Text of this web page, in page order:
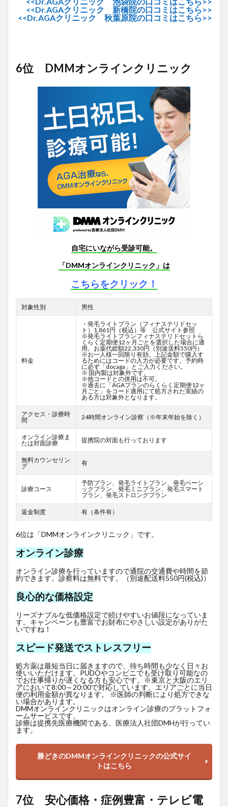
<<Dr.AGAクリニック 新橋院の口コミはこちら>>
<<Dr.AGAクリニック 秋葉原院の口コミはこちら>>
6位 DMMオンラインクリニック
自宅にいながら受診可能。
「DMMオンラインクリニック」は
こちらをクリック！
対象性別 男性
料金
・発毛ライトプラン（フィナステリドセッ
ト）1,861円（税込）等 公式サイト参照
※発毛ライトプランフィナステリドセットら
くらく定期便12ヶ月ごとを選択した場合に適
用。お薬代総額22,330円（別途送料550円）
※お一人様一回限り有効。上記金額で購入す
るためにはコードの入力が必要です。予約時
に必ず「docaga」とご入力ください。
※ 国内製は対象外です。
※他コードとの併用は不可。
※過去に「AGAプランのらくらく定期便12ヶ
月ごと」をコード適用にて処方された実績の
ある方は対象外となります。
アクセス・診療時
間
24時間オンライン診察（※年末年始を除く）
オンライン診療ま
たは対面診療
提携院の対面も行っております
無料カウンセリン
グ
有
診療コース
予防プラン、発毛ライトプラン、発毛ベーシ
ックプラン、発毛ミニプラン、発毛スマート
プラン、発毛ストロングプラン
返金制度 有（条件有）
6位は「DMMオンラインクリニック」です。
オンライン診療
オンライン診療を行っていますので通院の交通費や時間を節
約できます。診察料は無料です。（別途配送料550円(税込)）
良心的な価格設定
リーズナブルな低価格設定で続けやすいお値段になっていま
す。キャンペーンも豊富でお財布にやさしい設定がありがた
いですね！
スピード発送でストレスフリー
処方薬は最短当日に届きますので、待ち時間も少なく日々お
使いいただけます。PUDOやコンビニでも受け取り可能なの
でお仕事帰りが遅くなる方も安心です。※東京と大阪のエリ
アにおいて8:00～20:00で対応しています。エリアごとに当日
便の利用金額が異なります。 ※医師の判断により処方できな
い場合があります。
DMMオンラインクリニックはオンライン診療のプラットフォ
ームサービスです。
診療は提携先医療機関である、医療法人社団DMHが行ってい
ます。
勝どきのDMMオンラインクリニックの公式サイ
トはこちら
7位 安心価格・症例豊富・テレビ電